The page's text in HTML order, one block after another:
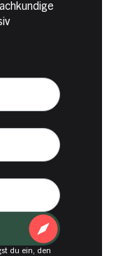
du ein, den